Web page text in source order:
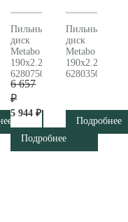
Пильный
диск
Metabo
190x2.2х30мм
628075000
6 657
₽
5 944 ₽
Подробнее
Пильный
диск
Metabo
190x2.2х30мм
628035000
Подробнее